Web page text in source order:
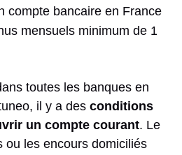
compte bancaire en France
mensuels minimum de 1
toutes les banques en
il y a des conditions
un compte courant. Le
ou les encours domiciliés